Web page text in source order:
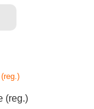
(reg.)